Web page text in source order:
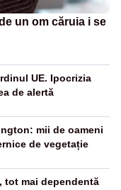
un om căruia i se
UE. Ipocrizia
de alertă
mii de oameni
de vegetație
tot mai dependentă